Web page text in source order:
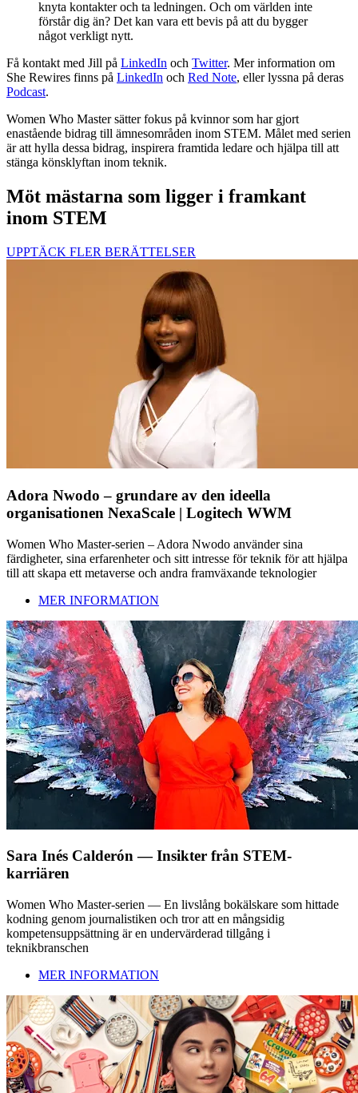
knyta kontakter och ta ledningen. Och om världen inte
förstår dig än? Det kan vara ett bevis på att du bygger
något verkligt nytt.
Få kontakt med Jill på LinkedIn och Twitter. Mer information om
She Rewires finns på LinkedIn och Red Note, eller lyssna på deras
Podcast.
Women Who Master sätter fokus på kvinnor som har gjort
enastående bidrag till ämnesområden inom STEM. Målet med serien
är att hylla dessa bidrag, inspirera framtida ledare och hjälpa till att
stänga könsklyftan inom teknik.
Möt mästarna som ligger i framkant
inom STEM
UPPTÄCK FLER BERÄTTELSER
Adora Nwodo – grundare av den ideella
organisationen NexaScale | Logitech WWM
Women Who Master-serien – Adora Nwodo använder sina
färdigheter, sina erfarenheter och sitt intresse för teknik för att hjälpa
till att skapa ett metaverse och andra framväxande teknologier
MER INFORMATION
Sara Inés Calderón — Insikter från STEM-
karriären
Women Who Master-serien — En livslång bokälskare som hittade
kodning genom journalistiken och tror att en mångsidig
kompetensuppsättning är en undervärderad tillgång i
teknikbranschen
MER INFORMATION